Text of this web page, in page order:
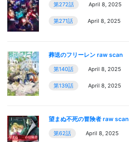
第272話 April 8, 2025
第271話 April 8, 2025
葬送のフリーレン raw scan
第140話 April 8, 2025
第139話 April 8, 2025
望まぬ不死の冒険者 raw scan
第62話 April 8, 2025